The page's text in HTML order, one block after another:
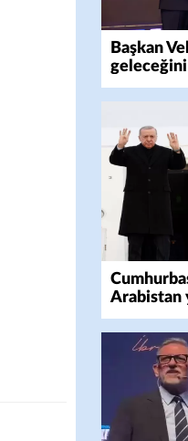
Başkan
geleceğini
Arabistan